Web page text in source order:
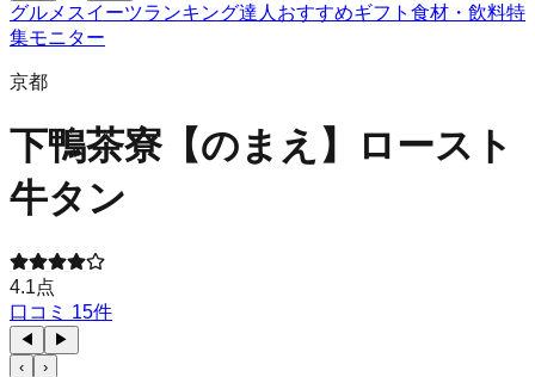
グルメ スイーツランキング達人おすすめギフト 食材・飲料特
集モニター
京都
下鴨茶寮【のまえ】ロースト
牛タン
4.1点
口コミ 15件
◀
▶
‹
›